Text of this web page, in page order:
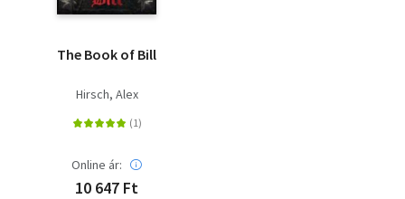
The Book of Bill
Hirsch, Alex
Online ár:
10 647 Ft